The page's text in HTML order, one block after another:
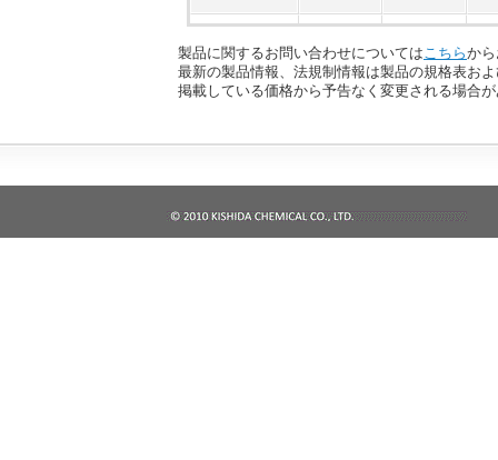
製品に関するお問い合わせについては こちらか
最新の製品情報、法規制情報は製品の規格表お
掲載している価格から予告なく変更される場合